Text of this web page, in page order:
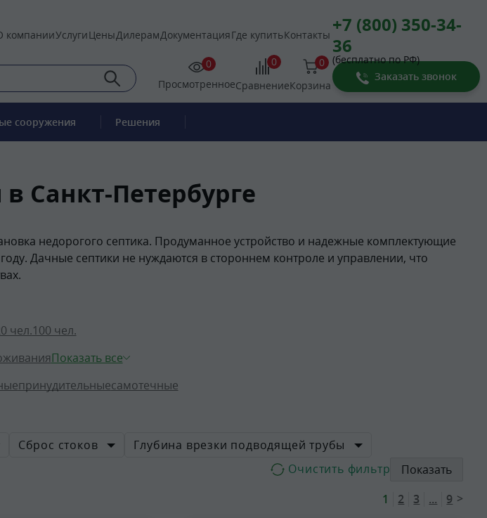
компанииУслугиЦеныДилерамДокументацияГде купитьКонтакты +7 (800) 350-34-
36
(бесплатно по РФ)
0
Просмотренное
0
Сравнение
0
Корзина
Заказать звонок
сооружения Решения
Санкт-Петербурге
недорогого септика. Продуманное устройство и надежные комплектующие
Дачные септики не нуждаются в стороннем контроле и управлении, что
чел.100 чел.
Показать все
принудительныесамотечные
Сброс стоков
Глубина врезки подводящей трубы
Показать
1 2 3 ... 9 >